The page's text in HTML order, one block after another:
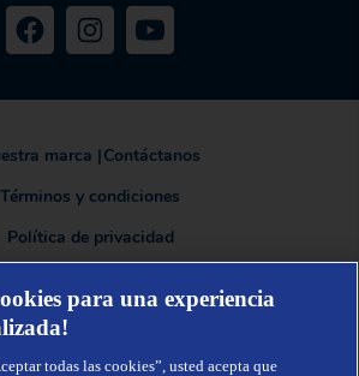
marca |Contáctanos
Términos y condiciones
Política de privacidad
- una compañía global líder en higiene y
y soluciones. Nuestro propósito es romper
para una experiencia
todas las cookies”, usted acepta que